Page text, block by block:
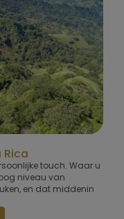
Rica
touch. Waar u
niveau van
en dat middenin